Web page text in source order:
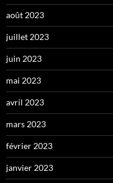
août 2023
juillet 2023
juin 2023
mai 2023
avril 2023
mars 2023
février 2023
janvier 2023